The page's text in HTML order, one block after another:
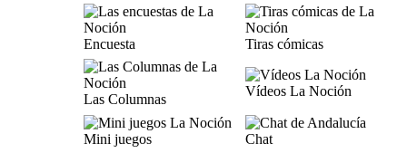
Encuesta Tiras cómicas
Las Columnas
Vídeos La Noción
Mini juegos
Chat